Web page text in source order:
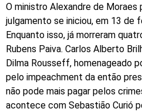
O ministro Alexandre de Moraes
julgamento se iniciou, em 13 de
Enquanto isso, já morreram
Rubens Paiva. Carlos Alberto
Dilma Rousseff, homenageado
pelo impeachment da então
não pode mais pagar pelos
acontece com Sebastião Curió